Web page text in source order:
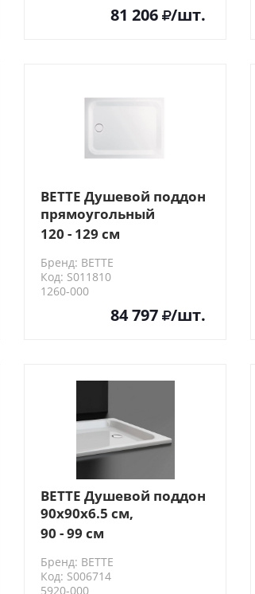
81 206 /шт.
BETTE Душевой поддон
прямоугольный
суперплосский
цвет: белый
120 - 129 см
Бренд: BETTE
Код: S011810
1260-000
84 797 /шт.
BETTE Душевой поддон
90х90х6.5 см,
квадратный, D5.2см,
90 - 99 см
Бренд: BETTE
Код: S006714
5920-000